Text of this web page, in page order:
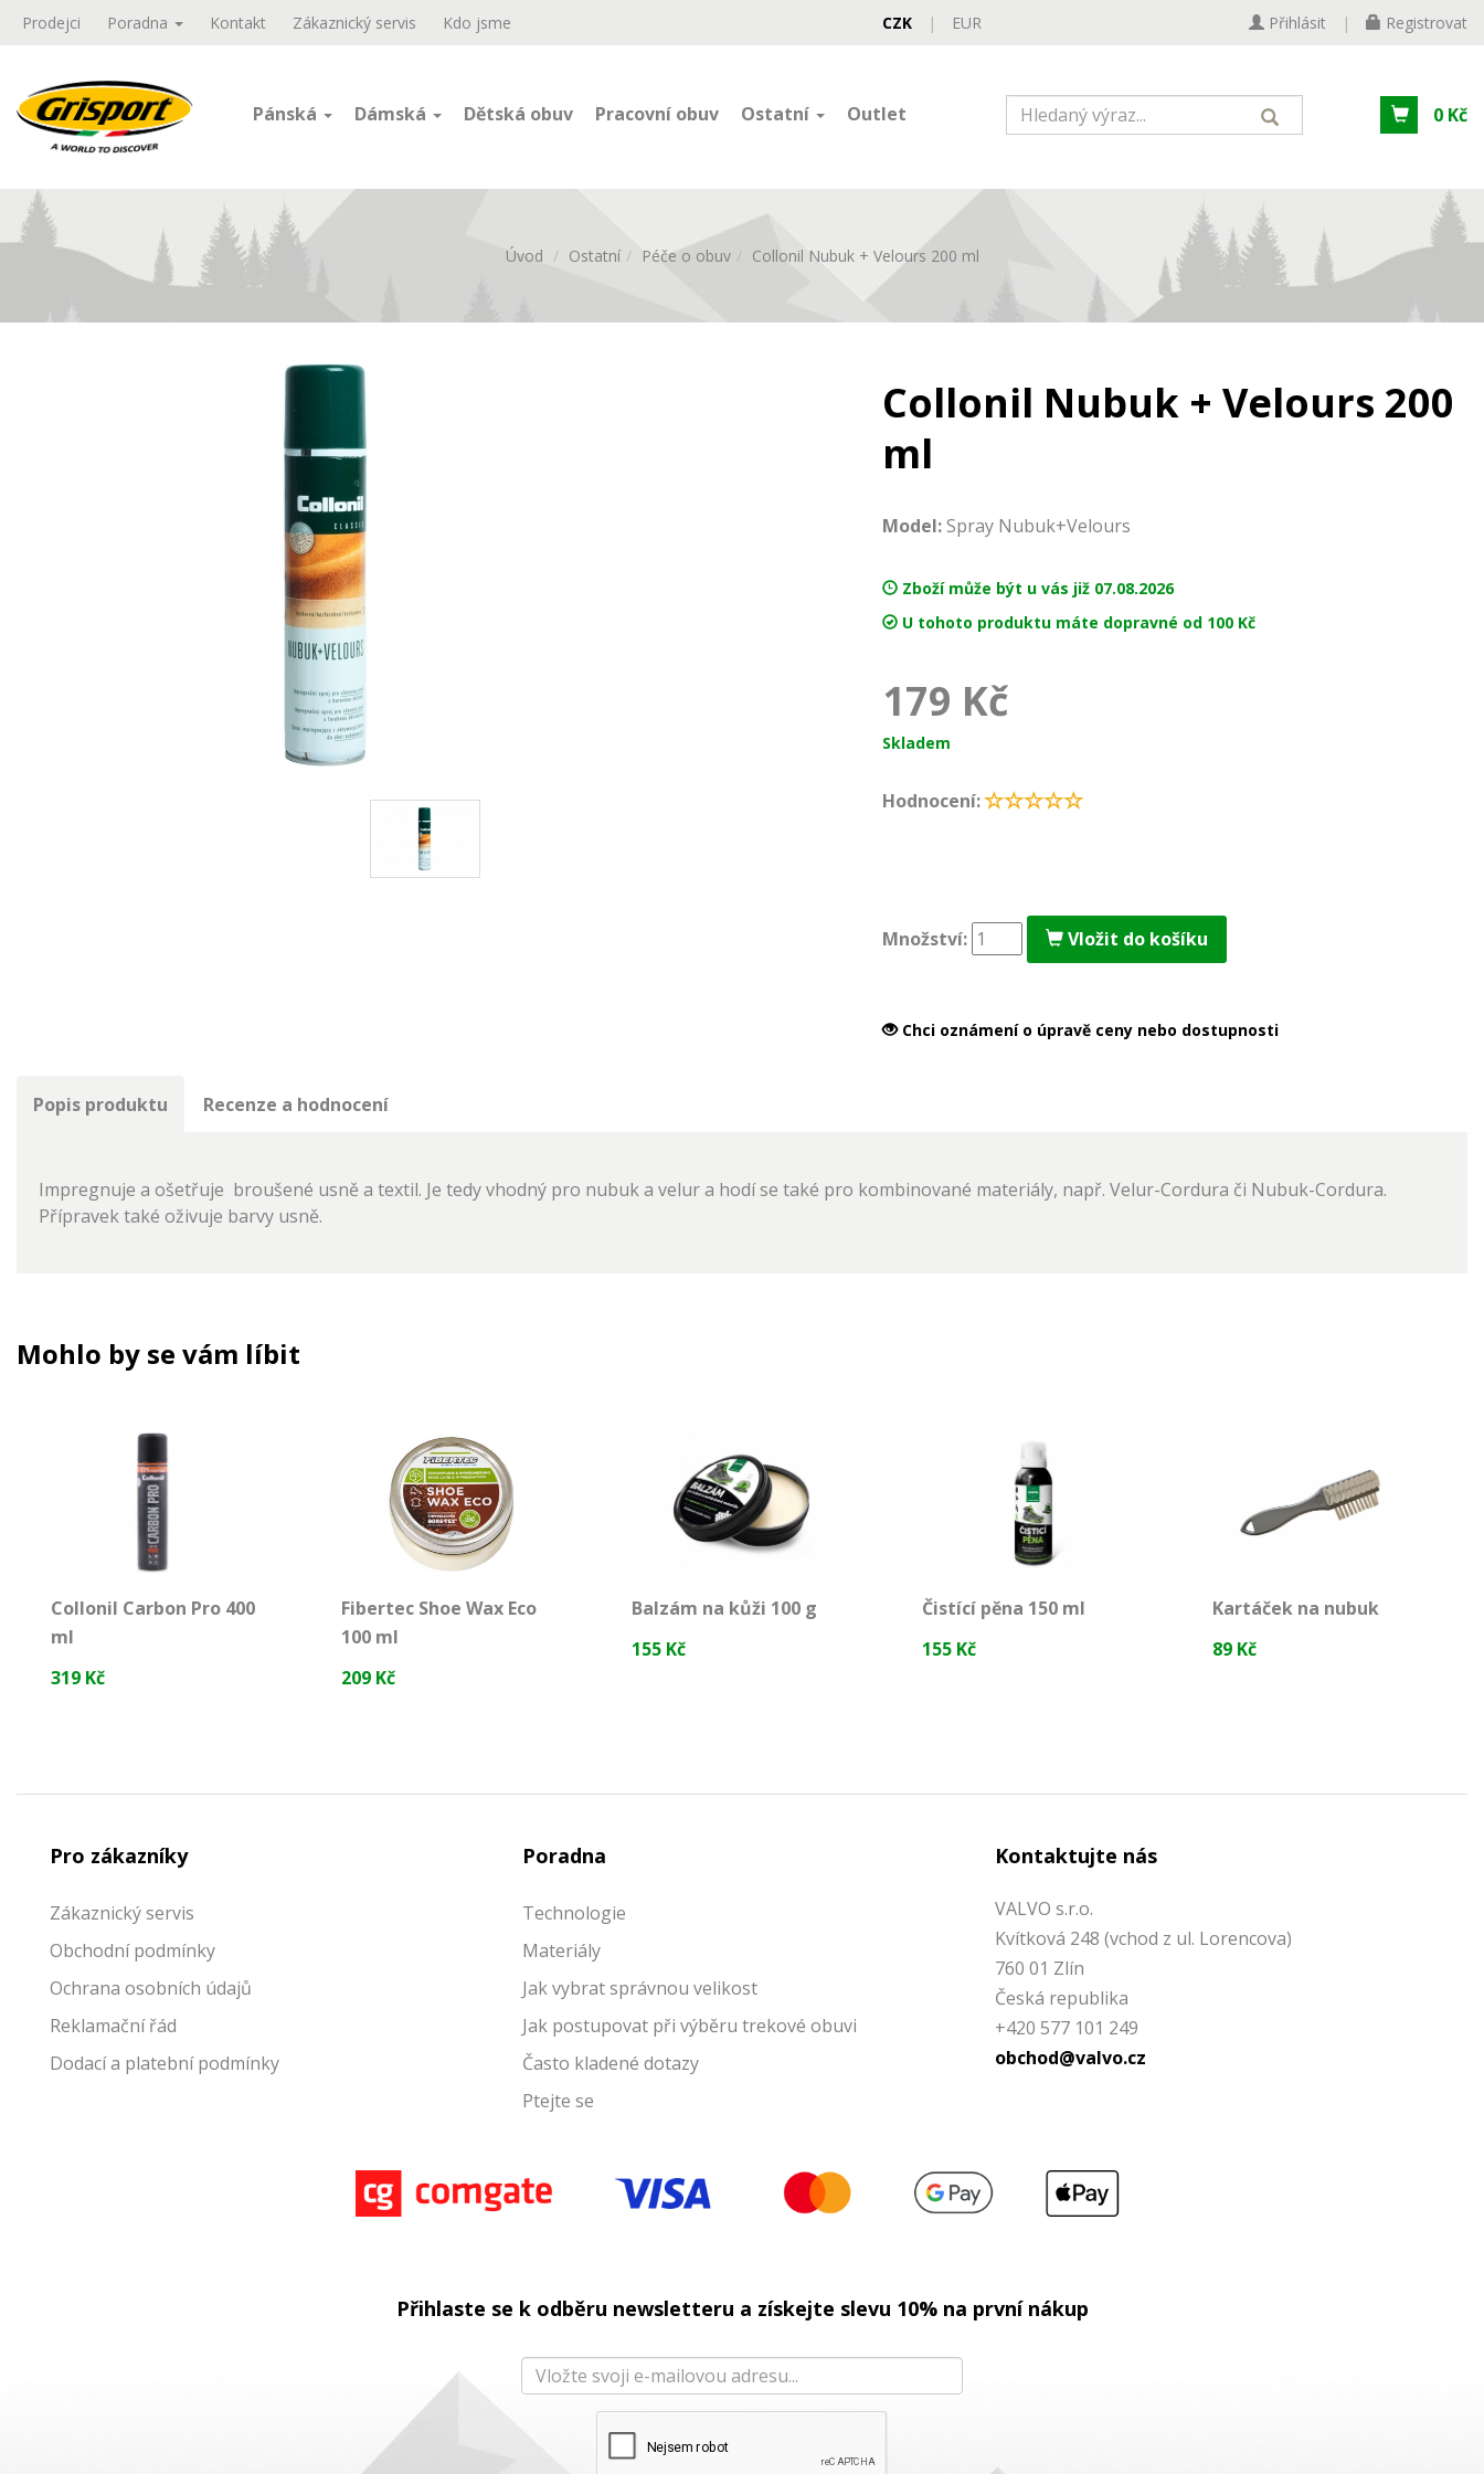
Prodejci Poradna Kontakt Zákaznický servis Kdo jsme CZK | EUR Přihlásit | Registrovat
0 Kč
Pánská Dámská Dětská obuv Pracovní obuv Ostatní Outlet
Úvod Ostatní Péče o obuv Collonil Nubuk + Velours 200 ml
Collonil Nubuk + Velours 200
ml
Model:Spray Nubuk+Velours
Zboží může být u vás již 07.08.2026
U tohoto produktu máte dopravné od 100 Kč
179 Kč
Skladem
Hodnocení:
Množství: Vložit do košíku
Chci oznámení o úpravě ceny nebo dostupnosti
Popis produktu Recenze a hodnocení
Impregnuje a ošetřuje broušené usně a textil. Je tedy vhodný pro nubuk a velur a hodí se také pro kombinované materiály, např. Velur-Cordura či Nubuk-Cordura.
Přípravek také oživuje barvy usně.
Mohlo by se vám líbit
Collonil Carbon Pro 400
ml
319 Kč
Fibertec Shoe Wax Eco
100 ml
209 Kč
Balzám na kůži 100 g
155 Kč
Čistící pěna 150 ml
155 Kč
Kartáček na nubuk
89 Kč
Pro zákazníky
Zákaznický servis
Obchodní podmínky
Ochrana osobních údajů
Reklamační řád
Dodací a platební podmínky
Poradna
Technologie
Materiály
Jak vybrat správnou velikost
Jak postupovat při výběru trekové obuvi
Často kladené dotazy
Ptejte se
Kontaktujte nás
VALVO s.r.o.
Kvítková 248 (vchod z ul. Lorencova)
760 01 Zlín
Česká republika
+420 577 101 249
obchod@valvo.cz
Přihlaste se k odběru newsletteru a získejte slevu 10% na první nákup